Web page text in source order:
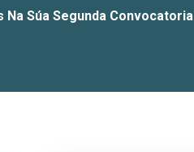
Na Súa Segunda Convocatoria